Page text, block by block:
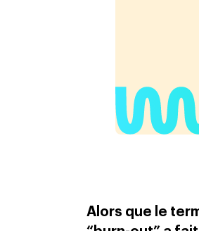
Alors que le